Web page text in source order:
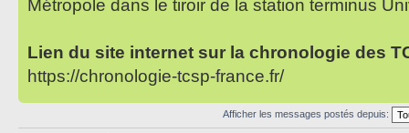
Métropole dans le tiroir de la station terminus
Lien du site internet sur la chronologie des
https://chronologie-tcsp-france.fr/
Afficher les messages postés depuis: